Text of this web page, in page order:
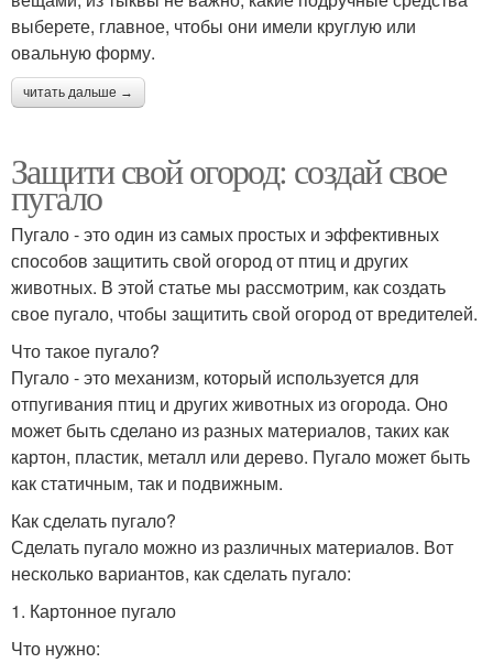
выберете, главное, чтобы они имели круглую или
овальную форму.
читать дальше →
Защити свой огород: создай свое
пугало
Пугало - это один из самых простых и эффективных
способов защитить свой огород от птиц и других
животных. В этой статье мы рассмотрим, как создать
свое пугало, чтобы защитить свой огород от вредителей.
Что такое пугало?
Пугало - это механизм, который используется для
отпугивания птиц и других животных из огорода. Оно
может быть сделано из разных материалов, таких как
картон, пластик, металл или дерево. Пугало может быть
как статичным, так и подвижным.
Как сделать пугало?
Сделать пугало можно из различных материалов. Вот
несколько вариантов, как сделать пугало:
1. Картонное пугало
Что нужно: